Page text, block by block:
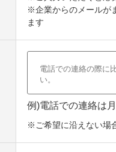
※企業からのメールが
ます
例)電話での連絡は
※ご希望に沿えない場